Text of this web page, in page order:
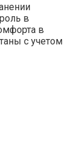
в
в
с учетом